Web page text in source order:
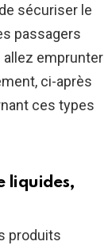
sécuriser le
passagers
allez emprunter
ci-après
ces types
liquides,
produits